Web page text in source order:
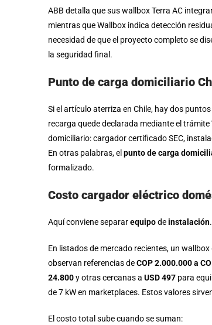
ABB detalla que sus wallbox Terra AC
mientras que Wallbox indica detección
necesidad de que el proyecto completo se
la seguridad final.
Punto de carga domiciliario
Si el artículo aterriza en Chile, hay dos
recarga quede declarada mediante el trámite
domiciliario: cargador certificado SEC,
En otras palabras, el punto de carga
formalizado.
Costo cargador eléctrico
Aquí conviene separarequipodeinstalación.
En listados de mercado recientes, un wallbox
observan referencias deCOP 2.000.000 a
24.800y otras cercanas a USD 497 para
de 7 kW en marketplaces. Estos valores
El costo total sube cuando se suman: